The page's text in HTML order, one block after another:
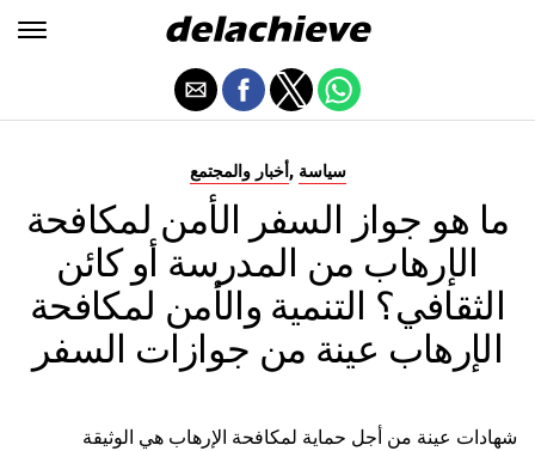
أخبار والمجتمع , سياسة
ما هو جواز السفر الأمن لمكافحة
الإرهاب من المدرسة أو كائن
الثقافي؟ التنمية والأمن لمكافحة
الإرهاب عينة من جوازات السفر
شهادات عينة من أجل حماية لمكافحة الإرهاب هي الوثيقة